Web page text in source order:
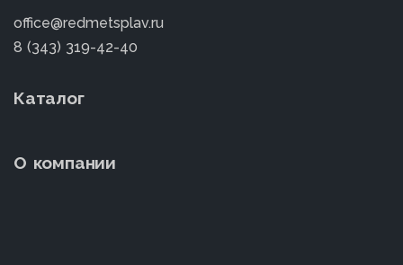
office@redmetsplav.ru
8 (343) 319-42-40
Каталог
О компании